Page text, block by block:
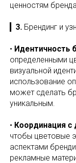
ценностям
3. Брендинг и
• Идентичность
определенными
визуальной
использование
может сделать
уникальным.
• Координация с
чтобы цветовые
аспектами
рекламные